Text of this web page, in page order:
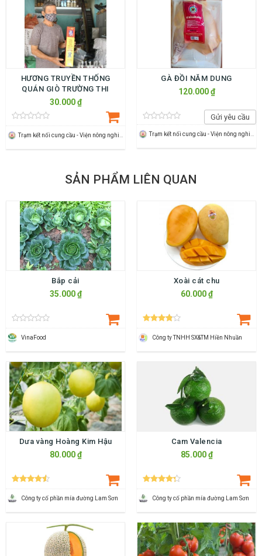
HƯƠNG TRUYỀN THỐNG
QUÁN GIÒ TRƯỜNG THI
30.000 ₫
GÀ ĐỒI NĂM DUNG
120.000 ₫
Gửi yêu cầu
SẢN PHẨM LIÊN QUAN
Bắp cải
35.000 ₫
VinaFood
Xoài cát chu
60.000 ₫
Công ty TNHH SX&TM Hiền Nhuần
Dưa vàng Hoàng Kim Hậu
80.000 ₫
Công ty cố phần mía đường Lam Sơn
Cam Valencia
85.000 ₫
Công ty cố phần mía đường Lam Sơn